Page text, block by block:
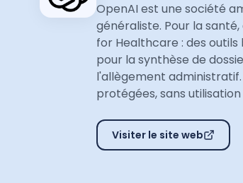
OpenAI est une société
généraliste. Pour la
for Healthcare : des outils
pour la synthèse de
l'allègement
protégées, sans
Visiter le site web